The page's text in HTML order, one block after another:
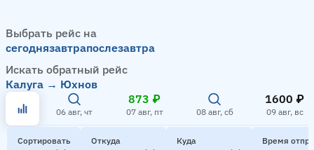
Выбрать рейс на
сегоднязавтрапослезавтра
Искать обратный рейс
Калуга → Юхнов
06 авг, чт
873 ₽
07 авг, пт 08 авг, сб
1600 ₽
09 авг, вс
Сортировать Откуда Куда Время